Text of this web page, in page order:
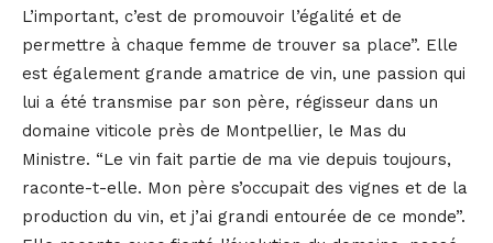
L’important, c’est de promouvoir l’égalité et de
permettre à chaque femme de trouver sa place”. Elle
est également grande amatrice de vin, une passion qui
lui a été transmise par son père, régisseur dans un
domaine viticole près de Montpellier, le Mas du
Ministre. “Le vin fait partie de ma vie depuis toujours,
raconte-t-elle. Mon père s’occupait des vignes et de la
production du vin, et j’ai grandi entourée de ce monde”.